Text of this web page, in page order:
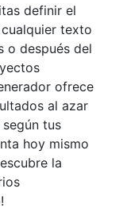
definir el
texto
o después del
ofrece
al azar
tus
hoy mismo
la